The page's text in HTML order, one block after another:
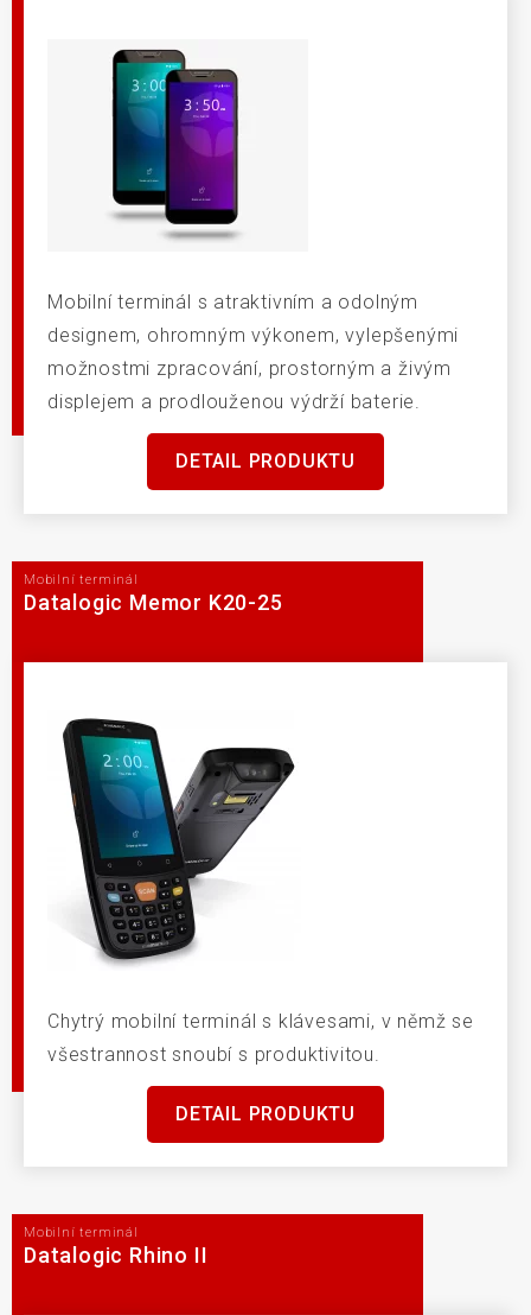
Mobilní terminál s atraktivním a odolným
designem, ohromným výkonem, vylepšenými
možnostmi zpracování, prostorným a živým
displejem a prodlouženou výdrží baterie.
DETAIL PRODUKTU
Mobilní terminál
Datalogic Memor K20-25
Chytrý mobilní terminál s klávesami, v němž se
všestrannost snoubí s produktivitou.
DETAIL PRODUKTU
Mobilní terminál
Datalogic Rhino II